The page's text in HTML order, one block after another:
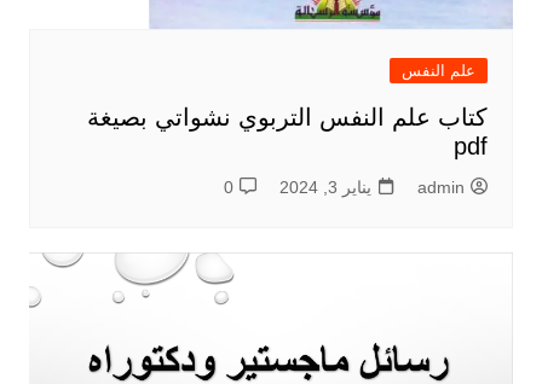
علم النفس
كتاب علم النفس التربوي نشواتي بصيغة
pdf
admin يناير 3, 2024 0